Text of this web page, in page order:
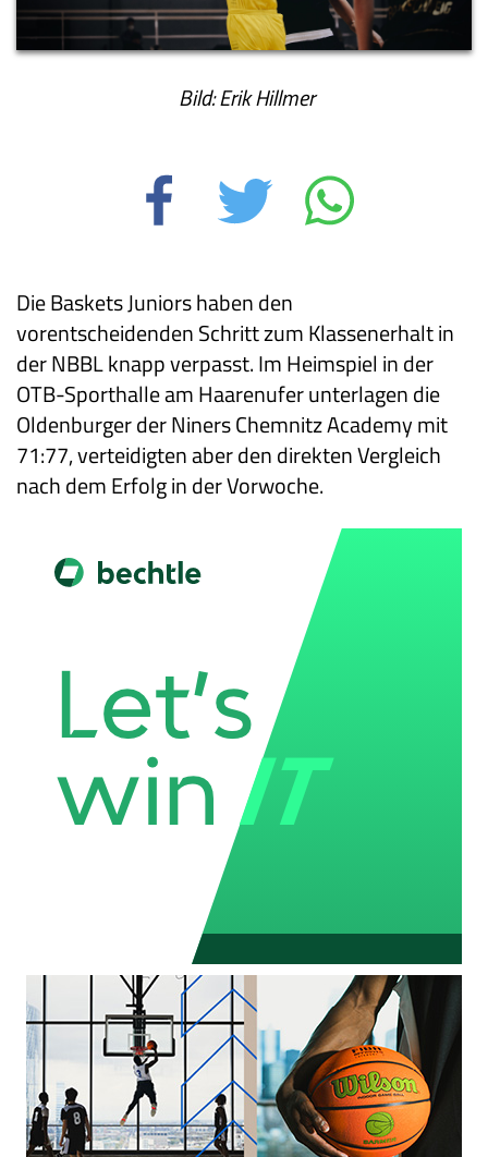
Bild: Erik Hillmer
Die Baskets Juniors haben den
vorentscheidenden Schritt zum Klassenerhalt in
der NBBL knapp verpasst. Im Heimspiel in der
OTB-Sporthalle am Haarenufer unterlagen die
Oldenburger der Niners Chemnitz Academy mit
71:77, verteidigten aber den direkten Vergleich
nach dem Erfolg in der Vorwoche.